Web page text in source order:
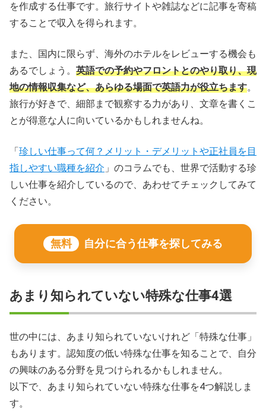
を作成する仕事です。旅行サイトや雑誌などに記事を寄稿
することで収入を得られます。
また、国内に限らず、海外のホテルをレビューする機会も
あるでしょう。 英語での予約やフロントとのやり取り、現
地の情報収集など、あらゆる場面で英語力が役立ちます。
旅行が好きで、細部まで観察する力があり、文章を書くこ
とが得意な人に向いているかもしれませんね。
「 珍しい仕事って何？メリット・デメリットや正社員を目
指しやすい職種を紹介 」のコラムでも、世界で活動する珍
しい仕事を紹介しているので、あわせてチェックしてみて
ください。
無料 自分に合う仕事を探してみる
あまり知られていない特殊な仕事4選
世の中には、あまり知られていないけれど「特殊な仕事」
もあります。認知度の低い特殊な仕事を知ることで、自分
の興味のある分野を見つけられるかもしれません。
以下で、あまり知られていない特殊な仕事を4つ解説しま
す。